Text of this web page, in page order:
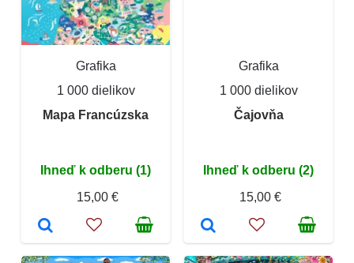
Grafika
1 000 dielikov
Mapa Francúzska
Ihneď k odberu (1)
15,00 €
Grafika
1 000 dielikov
Čajovňa
Ihneď k odberu (2)
15,00 €